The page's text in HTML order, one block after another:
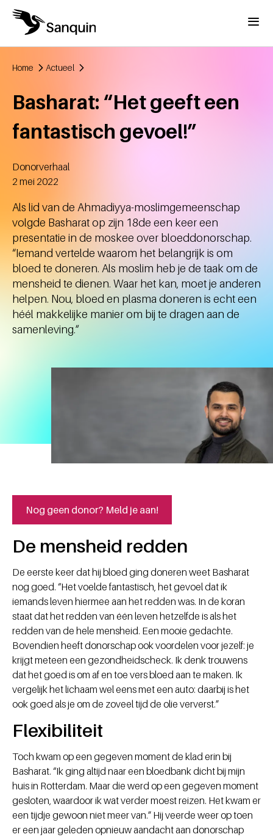
Overslaan en naar de inhoud gaan
Menu
Home Actueel
Basharat: “Het geeft een
fantastisch gevoel!”
Donorverhaal
Aangemaakt
2 mei 2022
Als lid van de Ahmadiyya-moslimgemeenschap
volgde Basharat op zijn 18de een keer een
presentatie in de moskee over bloeddonorschap.
“Iemand vertelde waarom het belangrijk is om
bloed te doneren. Als moslim heb je de taak om de
mensheid te dienen. Waar het kan, moet je anderen
helpen. Nou, bloed en plasma doneren is echt een
héél makkelijke manier om bij te dragen aan de
samenleving.”
Nog geen donor? Meld je aan!
De mensheid redden
De eerste keer dat hij bloed ging doneren weet Basharat
nog goed. “Het voelde fantastisch, het gevoel dat ik
iemands leven hiermee aan het redden was. In de koran
staat dat het redden van één leven hetzelfde is als het
redden van de hele mensheid. Een mooie gedachte.
Bovendien heeft donorschap ook voordelen voor jezelf: je
krijgt meteen een gezondheidscheck. Ik denk trouwens
dat het goed is om af en toe vers bloed aan te maken. Ik
vergelijk het lichaam wel eens met een auto: daarbij is het
ook goed als je om de zoveel tijd de olie ververst.”
Flexibiliteit
Toch kwam op een gegeven moment de klad erin bij
Basharat. “Ik ging altijd naar een bloedbank dicht bij mijn
huis in Rotterdam. Maar die werd op een gegeven moment
gesloten, waardoor ik wat verder moest reizen. Het kwam er
een tijdje gewoon niet meer van.” Hij veerde weer op toen
er een jaar geleden opnieuw aandacht aan donorschap